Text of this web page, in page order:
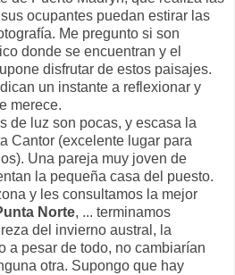
ocupantes puedan estirar las
Me pregunto si son
donde se encuentran y el
disfrutar de estos paisajes.
un instante a reflexionar y
merece.
de luz son pocas, y escasa la
Cantor (excelente lugar para
Una pareja muy joven de
la pequeña casa del puesto.
y les consultamos la mejor
Norte, ... terminamos
del invierno austral, la
a pesar de todo, no cambiarían
otra. Supongo que hay